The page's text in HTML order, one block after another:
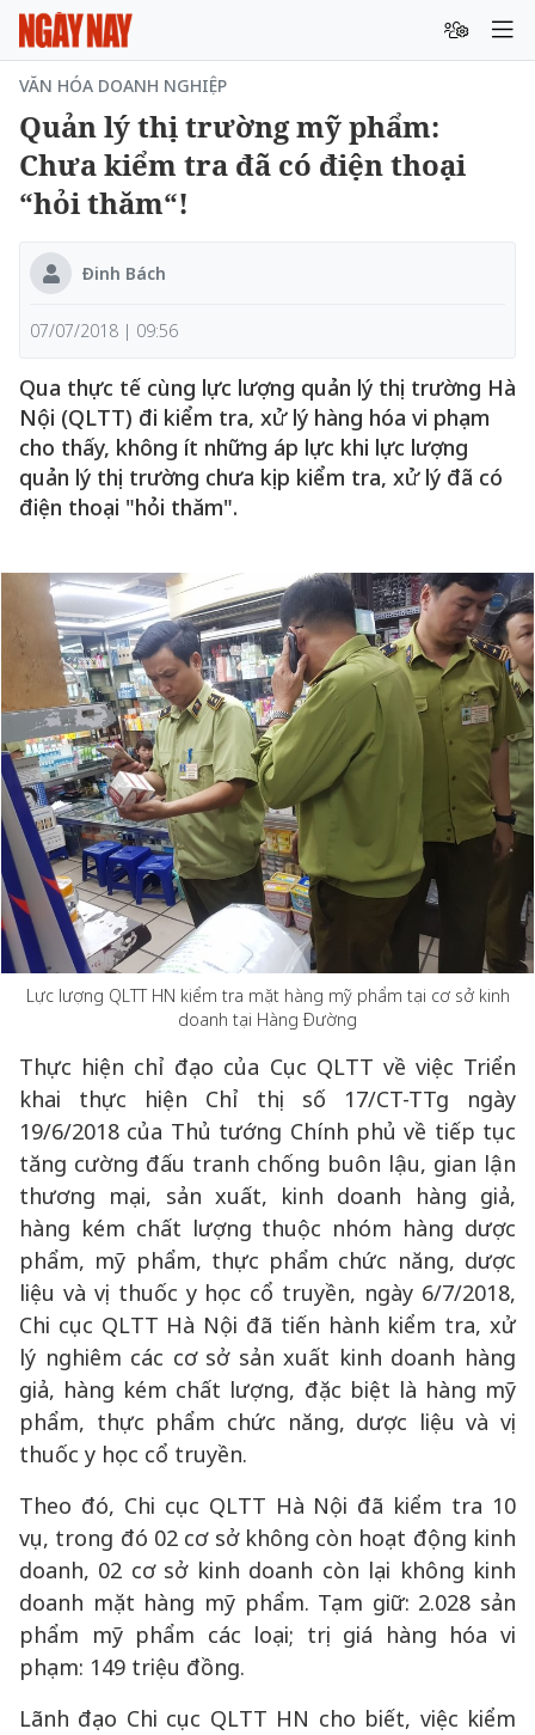
VĂN HÓA DOANH NGHIỆP
Quản lý thị trường mỹ phẩm:
Chưa kiểm tra đã có điện thoại
“hỏi thăm“!
Đinh Bách
07/07/2018 | 09:56
Qua thực tế cùng lực lượng quản lý thị trường Hà
Nội (QLTT) đi kiểm tra, xử lý hàng hóa vi phạm
cho thấy, không ít những áp lực khi lực lượng
quản lý thị trường chưa kịp kiểm tra, xử lý đã có
điện thoại "hỏi thăm".
Lực lượng QLTT HN kiểm tra mặt hàng mỹ phẩm tại cơ sở kinh
doanh tại Hàng Đường
Thực hiện chỉ đạo của Cục QLTT về việc Triển
khai thực hiện Chỉ thị số 17/CT-TTg ngày
19/6/2018 của Thủ tướng Chính phủ về tiếp tục
tăng cường đấu tranh chống buôn lậu, gian lận
thương mại, sản xuất, kinh doanh hàng giả,
hàng kém chất lượng thuộc nhóm hàng dược
phẩm, mỹ phẩm, thực phẩm chức năng, dược
liệu và vị thuốc y học cổ truyền, ngày 6/7/2018,
Chi cục QLTT Hà Nội đã tiến hành kiểm tra, xử
lý nghiêm các cơ sở sản xuất kinh doanh hàng
giả, hàng kém chất lượng, đặc biệt là hàng mỹ
phẩm, thực phẩm chức năng, dược liệu và vị
thuốc y học cổ truyền.
Theo đó, Chi cục QLTT Hà Nội đã kiểm tra 10
vụ, trong đó 02 cơ sở không còn hoạt động kinh
doanh, 02 cơ sở kinh doanh còn lại không kinh
doanh mặt hàng mỹ phẩm. Tạm giữ: 2.028 sản
phẩm mỹ phẩm các loại; trị giá hàng hóa vi
phạm: 149 triệu đồng.
Lãnh đạo Chi cục QLTT HN cho biết, việc kiểm